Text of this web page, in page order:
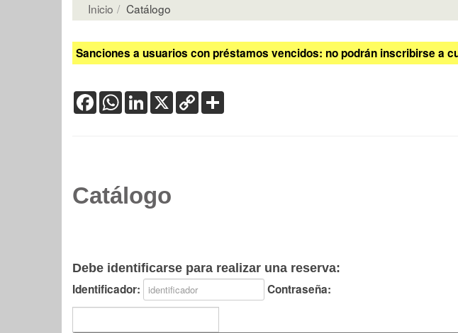
Inicio Catálogo
Sanciones a usuarios con préstamos vencidos: no podrán inscribirse a
FacebookWhatsApp
LinkedIn
X Copy
Link
Catálogo
Debe identificarse para realizar una reserva:
Identificador: Contraseña: